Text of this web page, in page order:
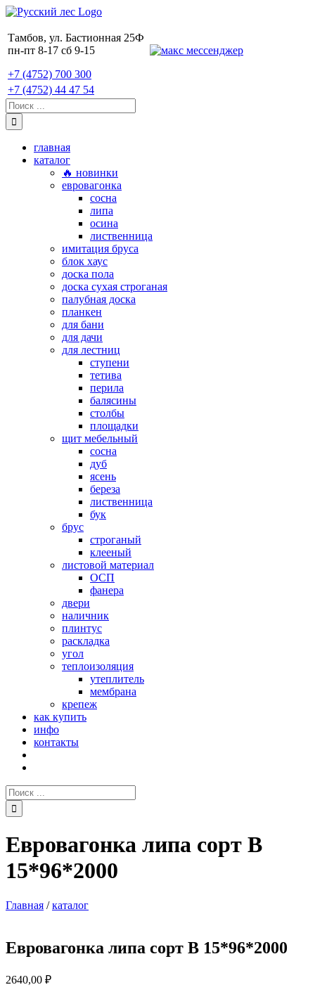
Skip
content
Тамбов, ул. Бастионная 25Ф
пн-пт 8-17 сб 9-15
+7 (4752) 700 300
+7 (4752) 44 47 54
Поиск:
главная
каталог
🔥 новинки
евровагонка
сосна
липа
осина
лиственница
имитация бруса
блок хаус
доска пола
доска сухая строганая
палубная доска
планкен
для бани
для дачи
для лестниц
ступени
тетива
перила
балясины
столбы
площадки
щит мебельный
сосна
дуб
ясень
береза
лиственница
бук
брус
строганый
клееный
листовой материал
ОСП
фанера
двери
наличник
плинтус
раскладка
угол
теплоизоляция
утеплитель
мембрана
крепеж
как купить
инфо
контакты
Поиск:
Евровагонка липа сорт В
15*96*2000
Главная /каталог
Евровагонка липа сорт В 15*96*2000
2640,00 ₽